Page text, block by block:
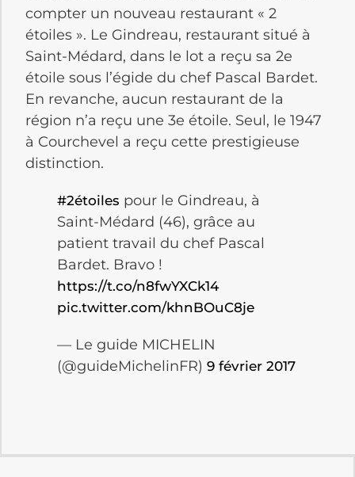
compter un nouveau restaurant « 2
étoiles ». Le Gindreau, restaurant situé à
Saint-Médard, dans le lot a reçu sa 2e
étoile sous l’égide du chef Pascal Bardet.
En revanche, aucun restaurant de la
région n’a reçu une 3e étoile. Seul, le 1947
à Courchevel a reçu cette prestigieuse
distinction.
#2étoiles pour le Gindreau, à
Saint-Médard (46), grâce au
patient travail du chef Pascal
Bardet. Bravo !
https://t.co/n8fwYXCk14
pic.twitter.com/khnBOuC8je
— Le guide MICHELIN
(@guideMichelinFR) 9 février 2017